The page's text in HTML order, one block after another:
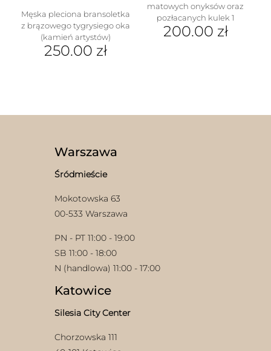
Męska pleciona bransoletka
z brązowego tygrysiego oka
(kamień artystów)
250.00 zł
matowych onyksów oraz
pozłacanych kulek 1
200.00 zł
Warszawa
Śródmieście
Mokotowska 63
00-533 Warszawa
PN - PT 11:00 - 19:00
SB 11:00 - 18:00
N (handlowa) 11:00 - 17:00
Katowice
Silesia City Center
Chorzowska 111